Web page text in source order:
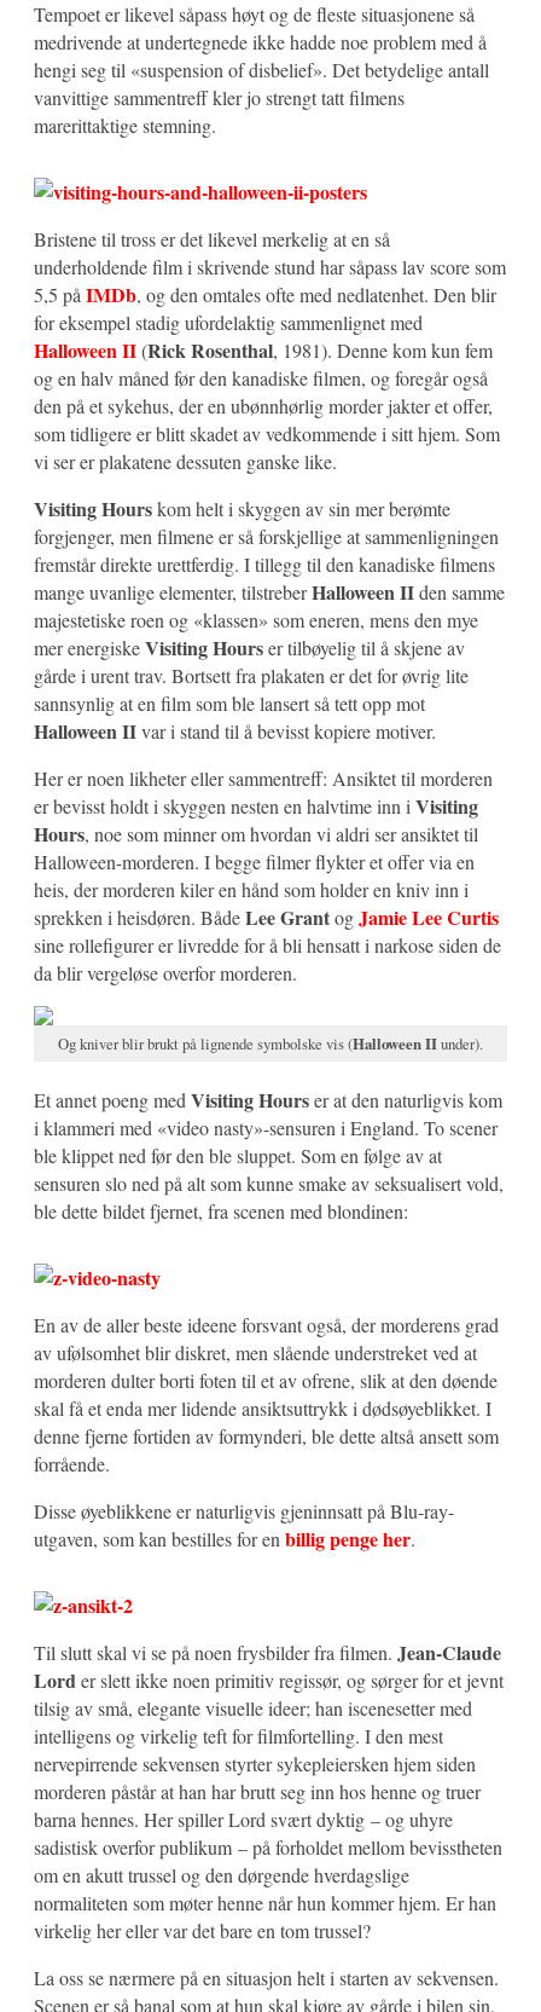
Tempoet er likevel såpass høyt og de fleste situasjonene så
medrivende at undertegnede ikke hadde noe problem med å
hengi seg til «suspension of disbelief». Det betydelige antall
vanvittige sammentreff kler jo strengt tatt filmens
marerittaktige stemning.
Bristene til tross er det likevel merkelig at en så
underholdende film i skrivende stund har såpass lav score som
5,5 påIMDb, og den omtales ofte med nedlatenhet. Den blir
for eksempel stadig ufordelaktig sammenlignet med
Halloween II(Rick Rosenthal, 1981). Denne kom kun fem
og en halv måned før den kanadiske filmen, og foregår også
den på et sykehus, der en ubønnhørlig morder jakter et offer,
som tidligere er blitt skadet av vedkommende i sitt hjem. Som
vi ser er plakatene dessuten ganske like.
Visiting Hourskom helt i skyggen av sin mer berømte
forgjenger, men filmene er så forskjellige at sammenligningen
fremstår direkte urettferdig. I tillegg til den kanadiske filmens
mange uvanlige elementer, tilstreberHalloween IIden samme
majestetiske roen og «klassen» som eneren, mens den mye
mer energiskeVisiting Hourser tilbøyelig til å skjene av
gårde i urent trav. Bortsett fra plakaten er det for øvrig lite
sannsynlig at en film som ble lansert så tett opp mot
Halloween IIvar i stand til å bevisst kopiere motiver.
Her er noen likheter eller sammentreff: Ansiktet til morderen
er bevisst holdt i skyggen nesten en halvtime inn iVisiting
Hours, noe som minner om hvordan vi aldri ser ansiktet til
Halloween-morderen. I begge filmer flykter et offer via en
heis, der morderen kiler en hånd som holder en kniv inn i
sprekken i heisdøren. BådeLee GrantogJamie Lee Curtis
sine rollefigurer er livredde for å bli hensatt i narkose siden de
da blir vergeløse overfor morderen.
Og kniver blir brukt på lignende symbolske vis (Halloween IIunder).
Et annet poeng medVisiting Hourser at den naturligvis kom
i klammeri med «video nasty»-sensuren i England. To scener
ble klippet ned før den ble sluppet. Som en følge av at
sensuren slo ned på alt som kunne smake av seksualisert vold,
ble dette bildet fjernet, fra scenen med blondinen:
En av de aller beste ideene forsvant også, der morderens grad
av ufølsomhet blir diskret, men slående understreket ved at
morderen dulter borti foten til et av ofrene, slik at den døende
skal få et enda mer lidende ansiktsuttrykk i dødsøyeblikket. I
denne fjerne fortiden av formynderi, ble dette altså ansett som
forrående.
Disse øyeblikkene er naturligvis gjeninnsatt på Blu-ray-
utgaven, som kan bestilles for enbillig penge her.
Til slutt skal vi se på noen frysbilder fra filmen. Jean-Claude
Lorder slett ikke noen primitiv regissør, og sørger for et jevnt
tilsig av små, elegante visuelle ideer; han iscenesetter med
intelligens og virkelig teft for filmfortelling. I den mest
nervepirrende sekvensen styrter sykepleiersken hjem siden
morderen påstår at han har brutt seg inn hos henne og truer
barna hennes. Her spiller Lord svært dyktig – og uhyre
sadistisk overfor publikum – på forholdet mellom bevisstheten
om en akutt trussel og den dørgende hverdagslige
normaliteten som møter henne når hun kommer hjem. Er han
virkelig her eller var det bare en tom trussel?
La oss se nærmere på en situasjon helt i starten av sekvensen.
Scenen er så banal som at hun skal kjøre av gårde i bilen sin,